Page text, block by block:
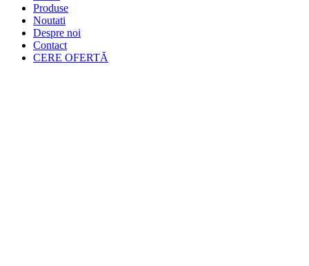
Produse
Noutati
Despre noi
Contact
CERE OFERTĂ